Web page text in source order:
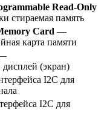
Read-Only
стираемая память
Card —
карта памяти
(экран)
I2C для
I2C для